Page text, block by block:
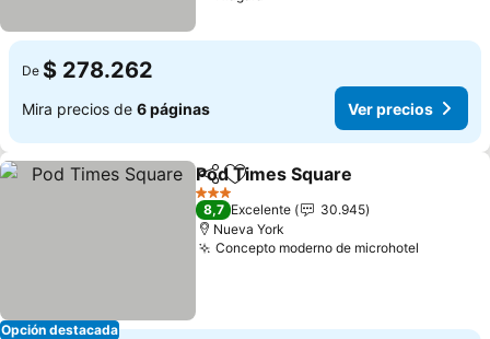
De $ 278.262
Mira precios de 6 páginas Ver precios
Opción destacada
CompartirAgregar a favoritos
Pod Times Square
3 Estrellas
8,7 Excelente
30.945
Nueva York
Concepto moderno de microhotel